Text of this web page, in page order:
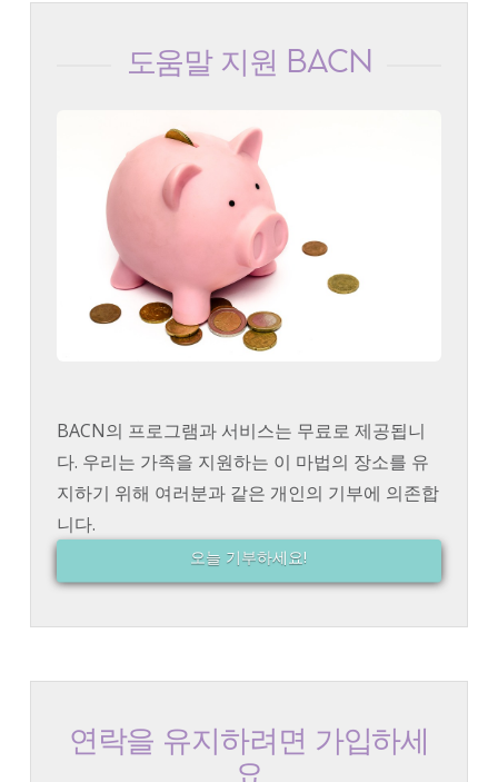
도움말 지원 BACN
BACN의 프로그램과 서비스는 무료로 제공됩니
다. 우리는 가족을 지원하는 이 마법의 장소를 유
지하기 위해 여러분과 같은 개인의 기부에 의존합
니다.
오늘 기부하세요!
연락을 유지하려면 가입하세
요